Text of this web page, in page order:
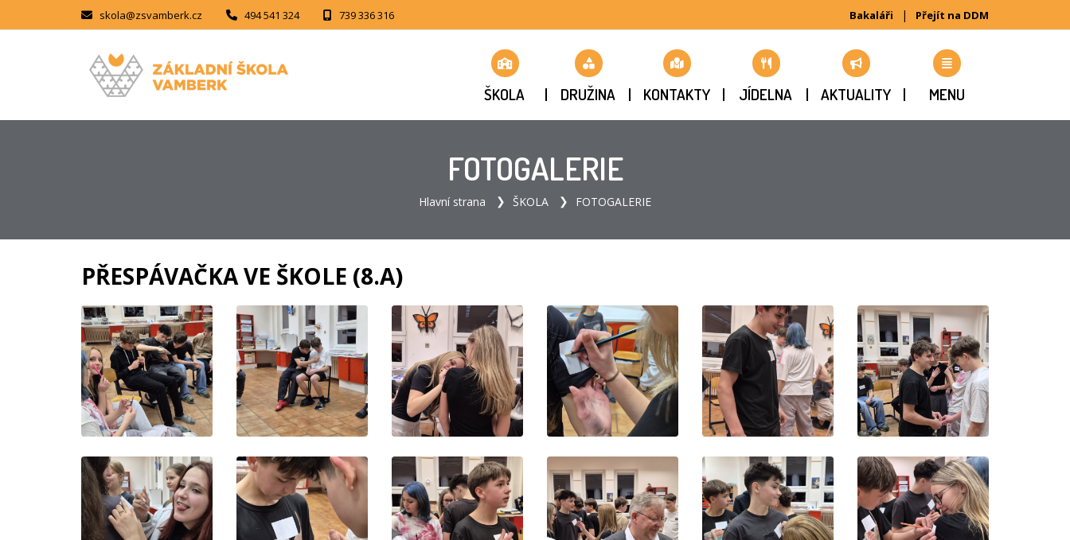
skola@zsvamberk.cz 494 541 324 739 336 316 Bakaláři | Přejít na DDM
ŠKOLA DRUŽINA KONTAKTY JÍDELNA AKTUALITY MENU
FOTOGALERIE
Hlavní strana ŠKOLA FOTOGALERIE
PŘESPÁVAČKA VE ŠKOLE (8.A)